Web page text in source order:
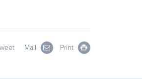
Mail Print